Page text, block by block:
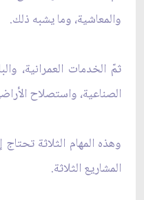
والمعاشية، وما يشبه ذلك.
ثمّ الخدمات العمرانية،
الصناعية، واستصلاح
وهذه المهام الثلاثة
المشاريع الثلاثة.